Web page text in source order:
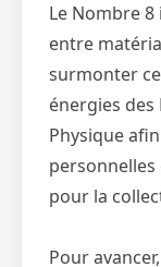
Le Nombre 8
entre
surmonter
énergies
Physique
pour la
Pour